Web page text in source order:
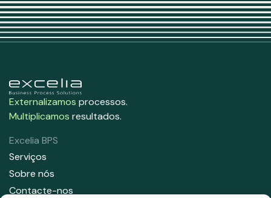
Externalizamos processos.
Multiplicamos resultados.
Excelia BPS
Serviços
Sobre nós
Contacte-nos